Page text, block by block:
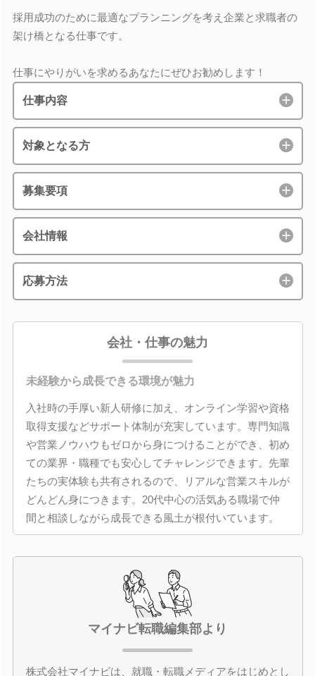
採用成功のために最適なプランニングを考え企業と求職者の
架け橋となる仕事です。
仕事にやりがいを求めるあなたにぜひお勧めします！
仕事内容
対象となる方
募集要項
会社情報
応募方法
会社・仕事の魅力
未経験から成長できる環境が魅力
入社時の手厚い新人研修に加え、オンライン学習や資格
取得支援などサポート体制が充実しています。専門知識
や営業ノウハウもゼロから身につけることができ、初め
ての業界・職種でも安心してチャレンジできます。先輩
たちの実体験も共有されるので、リアルな営業スキルが
どんどん身につきます。20代中心の活気ある職場で仲
間と相談しながら成長できる風土が根付いています。
マイナビ転職編集部より
株式会社マイナビは、就職・転職メディアをはじめとし